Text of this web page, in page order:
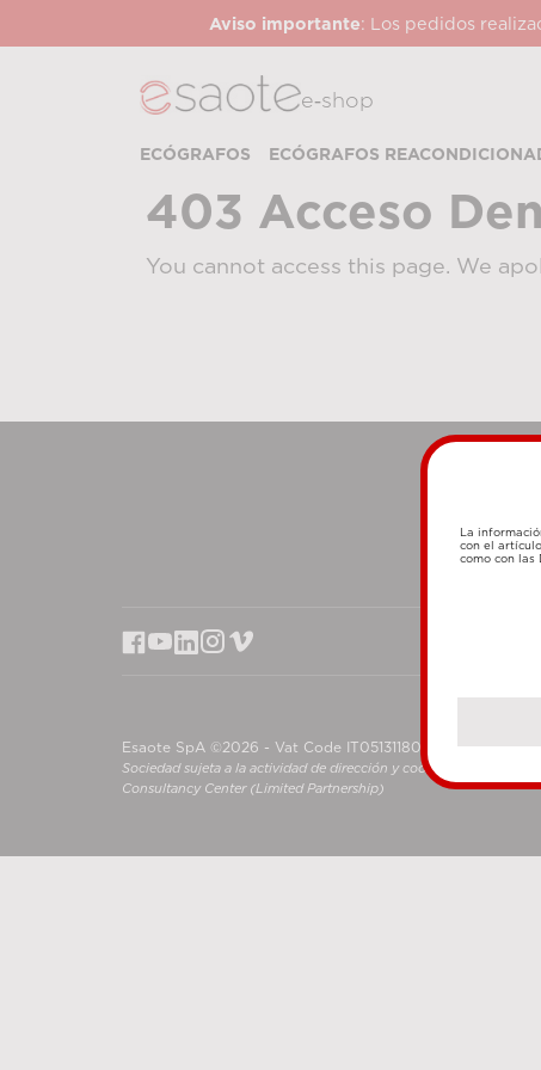
Aviso importante: Los pedidos
e‑shop
ECÓGRAFOS ECÓGRAFOS
403 Acceso
You cannot access this page. We
Esaote SpA ©2026 - Vat Code IT05131180969
Sociedad sujeta a la actividad de dirección y coordinación de
Consultancy Center (Limited Partnership)
La
con el
como con las